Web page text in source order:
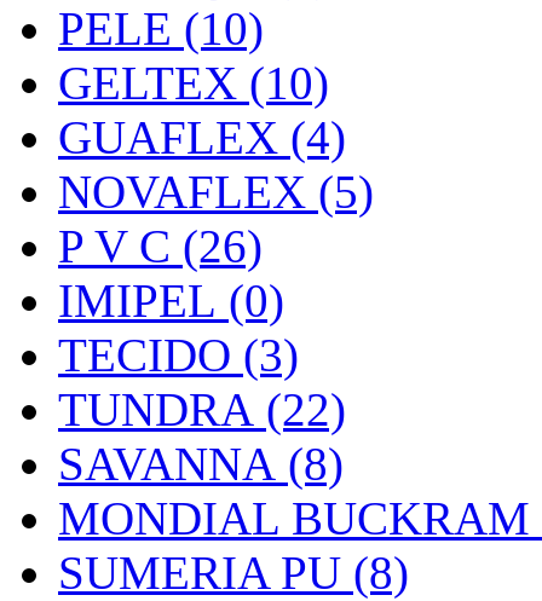
PELE (10)
GELTEX (10)
GUAFLEX (4)
NOVAFLEX (5)
P V C (26)
IMIPEL (0)
TECIDO (3)
TUNDRA (22)
SAVANNA (8)
MONDIAL BUCKRAM
SUMERIA PU (8)